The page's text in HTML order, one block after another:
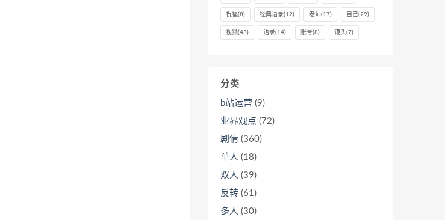
祝福(8) 经典语录(12) 老师(17) 自己(29)
视频(43) 语录(14) 账号(8) 镜头(7)
分类
b站运营 (9)
业界观点 (72)
剧情 (360)
单人 (18)
双人 (39)
反转 (61)
多人 (30)